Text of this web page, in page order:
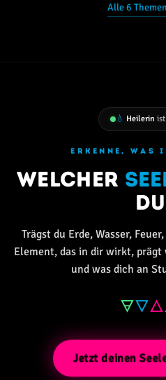
Alle 6
💧 Heilerin
ERKENNE, WAS
Welcher
Trägst du Erde, Wasser,
Element, das in dir wirkt,
und was dich an
🜃🜄🜂
Jetzt deinen